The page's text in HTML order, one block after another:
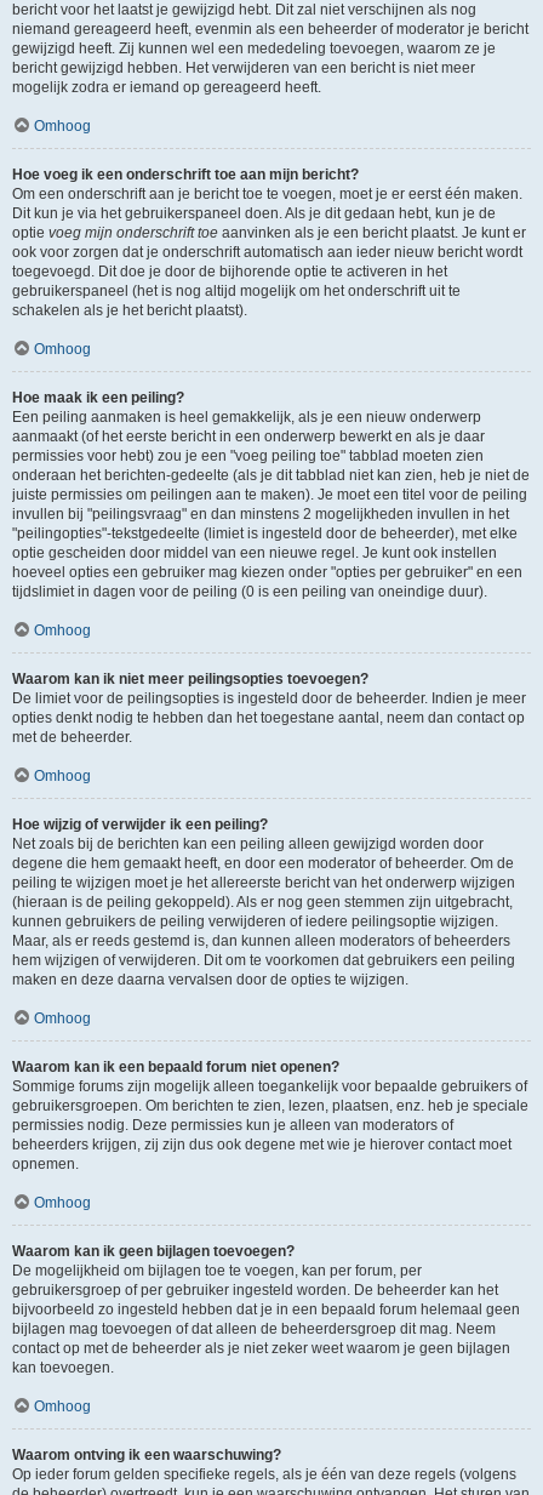
bericht voor het laatst je gewijzigd hebt. Dit zal niet verschijnen als nog
niemand gereageerd heeft, evenmin als een beheerder of moderator je bericht
gewijzigd heeft. Zij kunnen wel een mededeling toevoegen, waarom ze je
bericht gewijzigd hebben. Het verwijderen van een bericht is niet meer
mogelijk zodra er iemand op gereageerd heeft.
Omhoog
Hoe voeg ik een onderschrift toe aan mijn bericht?
Om een onderschrift aan je bericht toe te voegen, moet je er eerst één maken.
Dit kun je via het gebruikerspaneel doen. Als je dit gedaan hebt, kun je de
optie voeg mijn onderschrift toe aanvinken als je een bericht plaatst. Je kunt er
ook voor zorgen dat je onderschrift automatisch aan ieder nieuw bericht wordt
toegevoegd. Dit doe je door de bijhorende optie te activeren in het
gebruikerspaneel (het is nog altijd mogelijk om het onderschrift uit te
schakelen als je het bericht plaatst).
Omhoog
Hoe maak ik een peiling?
Een peiling aanmaken is heel gemakkelijk, als je een nieuw onderwerp
aanmaakt (of het eerste bericht in een onderwerp bewerkt en als je daar
permissies voor hebt) zou je een "voeg peiling toe" tabblad moeten zien
onderaan het berichten-gedeelte (als je dit tabblad niet kan zien, heb je niet de
juiste permissies om peilingen aan te maken). Je moet een titel voor de peiling
invullen bij "peilingsvraag" en dan minstens 2 mogelijkheden invullen in het
"peilingopties"-tekstgedeelte (limiet is ingesteld door de beheerder), met elke
optie gescheiden door middel van een nieuwe regel. Je kunt ook instellen
hoeveel opties een gebruiker mag kiezen onder "opties per gebruiker" en een
tijdslimiet in dagen voor de peiling (0 is een peiling van oneindige duur).
Omhoog
Waarom kan ik niet meer peilingsopties toevoegen?
De limiet voor de peilingsopties is ingesteld door de beheerder. Indien je meer
opties denkt nodig te hebben dan het toegestane aantal, neem dan contact op
met de beheerder.
Omhoog
Hoe wijzig of verwijder ik een peiling?
Net zoals bij de berichten kan een peiling alleen gewijzigd worden door
degene die hem gemaakt heeft, en door een moderator of beheerder. Om de
peiling te wijzigen moet je het allereerste bericht van het onderwerp wijzigen
(hieraan is de peiling gekoppeld). Als er nog geen stemmen zijn uitgebracht,
kunnen gebruikers de peiling verwijderen of iedere peilingsoptie wijzigen.
Maar, als er reeds gestemd is, dan kunnen alleen moderators of beheerders
hem wijzigen of verwijderen. Dit om te voorkomen dat gebruikers een peiling
maken en deze daarna vervalsen door de opties te wijzigen.
Omhoog
Waarom kan ik een bepaald forum niet openen?
Sommige forums zijn mogelijk alleen toegankelijk voor bepaalde gebruikers of
gebruikersgroepen. Om berichten te zien, lezen, plaatsen, enz. heb je speciale
permissies nodig. Deze permissies kun je alleen van moderators of
beheerders krijgen, zij zijn dus ook degene met wie je hierover contact moet
opnemen.
Omhoog
Waarom kan ik geen bijlagen toevoegen?
De mogelijkheid om bijlagen toe te voegen, kan per forum, per
gebruikersgroep of per gebruiker ingesteld worden. De beheerder kan het
bijvoorbeeld zo ingesteld hebben dat je in een bepaald forum helemaal geen
bijlagen mag toevoegen of dat alleen de beheerdersgroep dit mag. Neem
contact op met de beheerder als je niet zeker weet waarom je geen bijlagen
kan toevoegen.
Omhoog
Waarom ontving ik een waarschuwing?
Op ieder forum gelden specifieke regels, als je één van deze regels (volgens